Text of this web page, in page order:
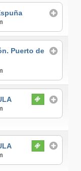
Puerto de